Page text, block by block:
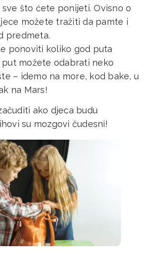
što ćete ponijeti. Ovisno o
možete tražiti da pamte i
predmeta.
ponoviti koliko god puta
put možete odabrati neko
– idemo na more, kod bake, u
na Mars!
ako djeca budu
su mozgovi čudesni!